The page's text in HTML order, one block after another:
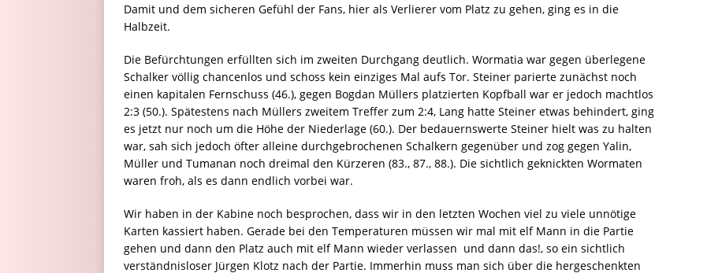
Damit und dem sicheren Gefühl der Fans, hier als Verlierer vom Platz zu gehen, ging es in die
Halbzeit.
Die Befürchtungen erfüllten sich im zweiten Durchgang deutlich. Wormatia war gegen überlegene
Schalker völlig chancenlos und schoss kein einziges Mal aufs Tor. Steiner parierte zunächst noch
einen kapitalen Fernschuss (46.), gegen Bogdan Müllers platzierten Kopfball war er jedoch machtlos 
2:3 (50.). Spätestens nach Müllers zweitem Treffer zum 2:4, Lang hatte Steiner etwas behindert, ging
es jetzt nur noch um die Höhe der Niederlage (60.). Der bedauernswerte Steiner hielt was zu halten
war, sah sich jedoch öfter alleine durchgebrochenen Schalkern gegenüber und zog gegen Yalin,
Müller und Tumanan noch dreimal den Kürzeren (83., 87., 88.). Die sichtlich geknickten Wormaten
waren froh, als es dann endlich vorbei war.
Wir haben in der Kabine noch besprochen, dass wir in den letzten Wochen viel zu viele unnötige
Karten kassiert haben. Gerade bei den Temperaturen müssen wir mal mit elf Mann in die Partie
gehen und dann den Platz auch mit elf Mann wieder verlassen  und dann das!, so ein sichtlich
verständnisloser Jürgen Klotz nach der Partie. Immerhin muss man sich über die hergeschenkten